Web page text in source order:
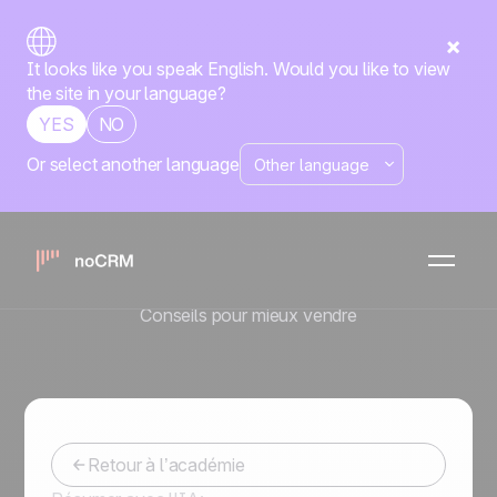
It looks like you speak English. Would you like to view
the site in your language?
YES
NO
Or select another languageConnecter
noCRM à Zapier
Conseils pour mieux vendre
Retour à l’académie